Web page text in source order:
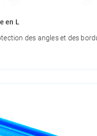
en L
des angles et des